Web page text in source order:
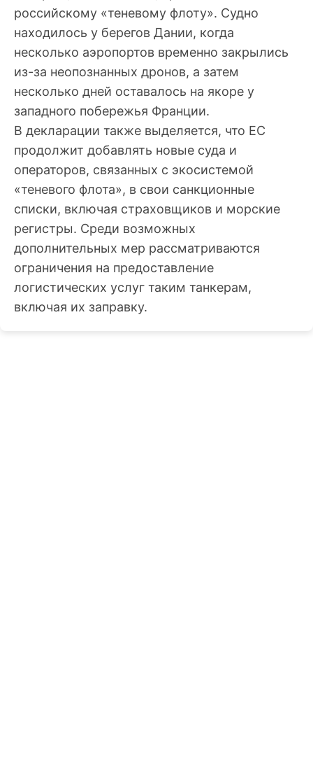
российскому «теневому флоту». Судно
находилось у берегов Дании, когда
несколько аэропортов временно закрылись
из-за неопознанных дронов, а затем
несколько дней оставалось на якоре у
западного побережья Франции.
В декларации также выделяется, что ЕС
продолжит добавлять новые суда и
операторов, связанных с экосистемой
«теневого флота», в свои санкционные
списки, включая страховщиков и морские
регистры. Среди возможных
дополнительных мер рассматриваются
ограничения на предоставление
логистических услуг таким танкерам,
включая их заправку.